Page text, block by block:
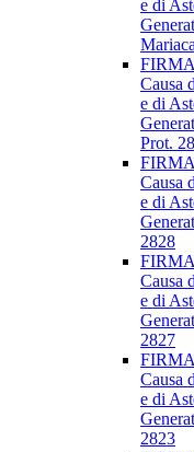
e di
Causa
e di
Prot.
Causa
e di
2828
Causa
e di
2827
Causa
e di
2823